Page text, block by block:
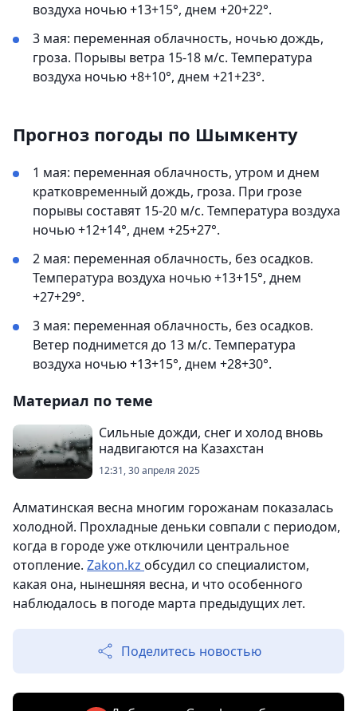
воздуха ночью +13+15°, днем +20+22°.
3 мая: переменная облачность, ночью дождь,
гроза. Порывы ветра 15-18 м/с. Температура
воздуха ночью +8+10°, днем +21+23°.
Прогноз погоды по Шымкенту
1 мая: переменная облачность, утром и днем
кратковременный дождь, гроза. При грозе
порывы составят 15-20 м/с. Температура воздуха
ночью +12+14°, днем +25+27°.
2 мая: переменная облачность, без осадков.
Температура воздуха ночью +13+15°, днем
+27+29°.
3 мая: переменная облачность, без осадков.
Ветер поднимется до 13 м/с. Температура
воздуха ночью +13+15°, днем +28+30°.
Материал по теме
Сильные дожди, снег и холод вновь
надвигаются на Казахстан
12:31, 30 апреля 2025
Алматинская весна многим горожанам показалась
холодной. Прохладные деньки совпали с периодом,
когда в городе уже отключили центральное
отопление. Zakon.kz обсудил со специалистом,
какая она, нынешняя весна, и что особенного
наблюдалось в погоде марта предыдущих лет.
Поделитесь новостью